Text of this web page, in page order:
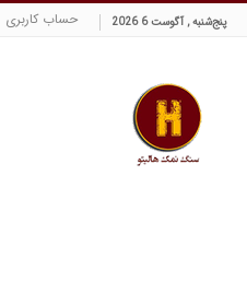
پنج‌شنبه , آگوست 6 2026 حساب کاربری